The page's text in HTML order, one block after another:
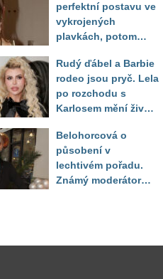
perfektní postavu ve
vykrojených
plavkách, potom
těla
Rudý ďábel a Barbie
rodeo jsou pryč. Lela
po rozchodu s
Karlosem mění život i
Sandeva
Belohorcová o
působení v
lechtivém pořadu.
Známý moderátor